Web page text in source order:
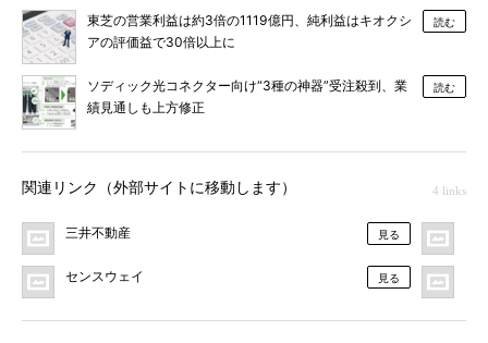
東芝の営業利益は約3倍の1119億円、純利益はキオクシ
アの評価益で30倍以上に
読む
ソディック光コネクター向け“3種の神器”受注殺到、業
績見通しも上方修正
読む
関連リンク（外部サイトに移動します） 4 links
三井不動産 見る
センスウェイ 見る